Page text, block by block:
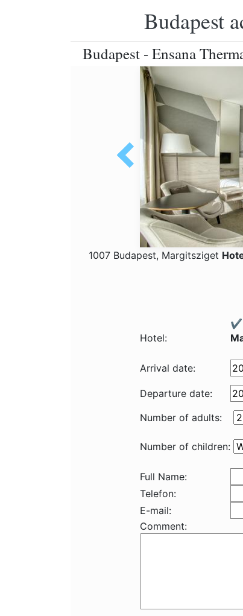
Budapest
Budapest - Ensana
1007 Budapest, Margitsziget
Hotel:
✔️
Arrival date:
Departure date:
Number of adults:
Number of children:
Full Name:
Telefon:
E-mail:
Comment: